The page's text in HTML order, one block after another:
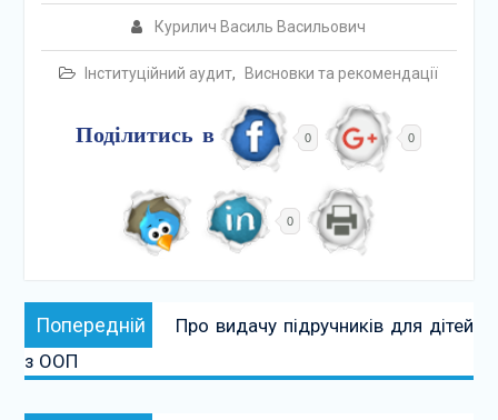
Курилич Василь Васильович
Інституційний аудит, Висновки та рекомендації
Поділитись в 0 0
0
Навігація
записів
Попередній Попередній:
Про видачу підручників для дітей
з ООП